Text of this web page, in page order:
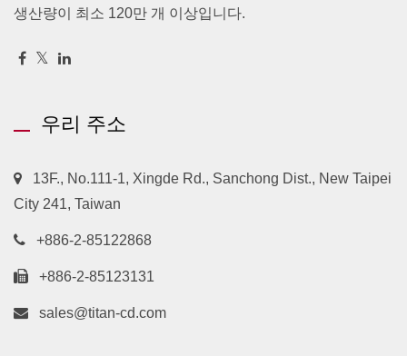
생산량이 최소 120만 개 이상입니다.
우리 주소
13F., No.111-1, Xingde Rd., Sanchong Dist., New Taipei
City 241, Taiwan
+886-2-85122868
+886-2-85123131
sales@titan-cd.com